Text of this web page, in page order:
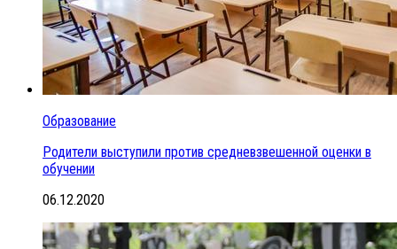
Образование
Родители выступили против средневзвешенной оценки в
обучении
06.12.2020